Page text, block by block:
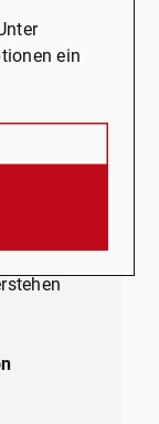
aus
um das
ein